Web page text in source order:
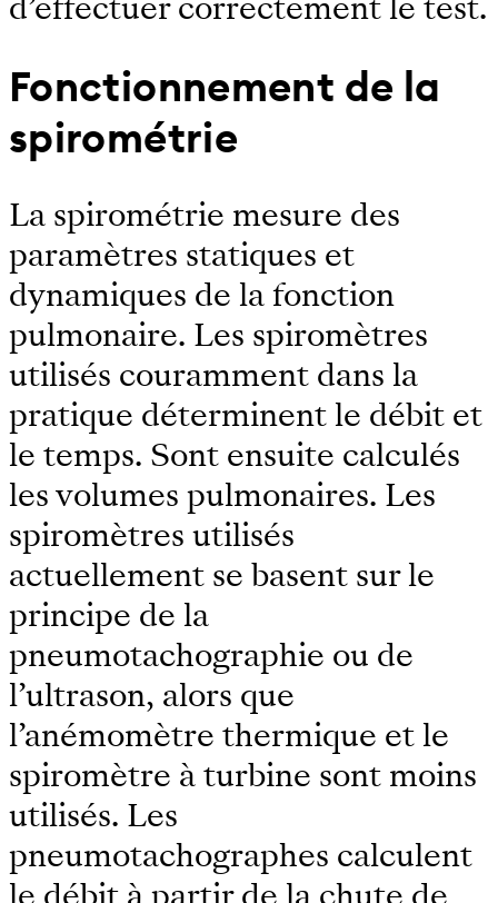
Fonctionnement de la
spirométrie
La spirométrie mesure des
paramètres statiques et
dynamiques de la fonction
pulmonaire. Les spiromètres
utilisés couramment dans la
pratique déterminent le débit et
le temps. Sont ensuite calculés
les volumes pulmonaires. Les
spiromètres utilisés
actuellement se basent sur le
principe de la
pneumotachographie ou de
l’ultrason, alors que
l’anémomètre thermique et le
spiromètre à turbine sont moins
utilisés. Les
pneumotachographes calculent